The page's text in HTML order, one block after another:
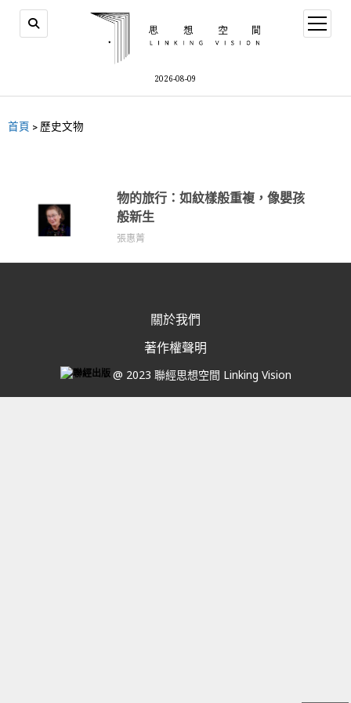
2026-08-09
首頁 > 歷史文物
物的旅行：如紋樣般重複，像嬰孩
般新生
張惠菁
關於我們
著作權聲明
@ 2023 聯經思想空間 Linking Vision